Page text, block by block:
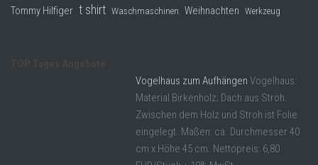
Tommy Hilfiger t shirt Waschmaschinen Weihnachten Werkzeug
Vogelhaus zum Aufhängen Vogelhaus:
Material Birkenholz; Dach aus Stroh.
Zwischen dem Holz und Stroh ist Folie
eingelegt. Maßen: ca. Durchmesser 40
cm x Höhe 45 cm. Nettopreis: 6,80